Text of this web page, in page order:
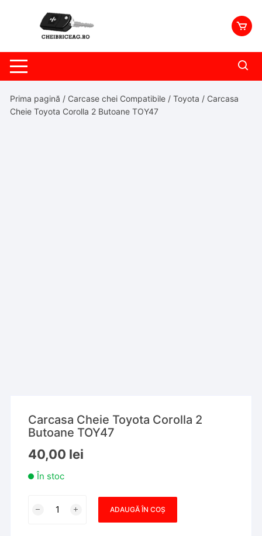
Prima pagină / Carcase chei Compatibile /Toyota / Carcasa
Cheie Toyota Corolla 2 Butoane TOY47
Carcasa Cheie Toyota Corolla 2
Butoane TOY47
40,00 lei
În stoc
Carcasa
ADAUGĂ ÎN COȘ